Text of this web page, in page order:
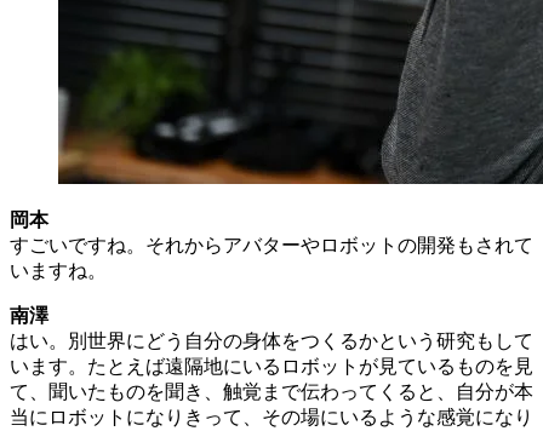
岡本
すごいですね。それからアバターやロボットの開発もされて
いますね。
南澤
はい。別世界にどう自分の身体をつくるかという研究もして
います。たとえば遠隔地にいるロボットが見ているものを見
て、聞いたものを聞き、触覚まで伝わってくると、自分が本
当にロボットになりきって、その場にいるような感覚になり